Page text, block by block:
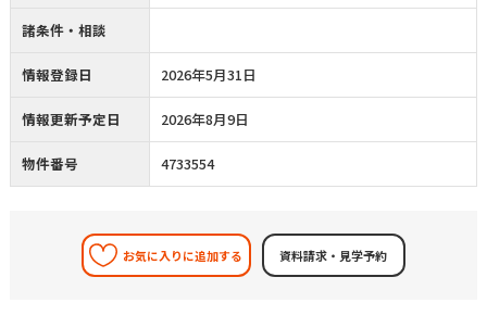
諸条件・相談
情報登録日 2026年5月31日
情報更新予定日 2026年8月9日
物件番号 4733554
お気に入りに追加する